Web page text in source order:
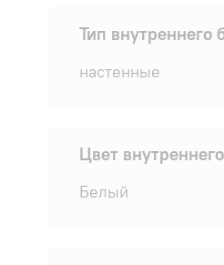
Тип внутреннего
настенные
Цвет
Белый